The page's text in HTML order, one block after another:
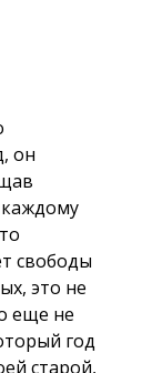
он
свободы
это не
еще не
год
старой,